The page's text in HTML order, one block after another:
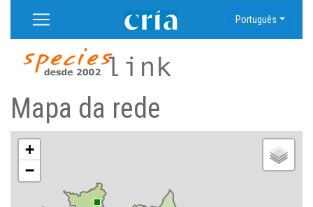
Português
Mapa da rede
+
−